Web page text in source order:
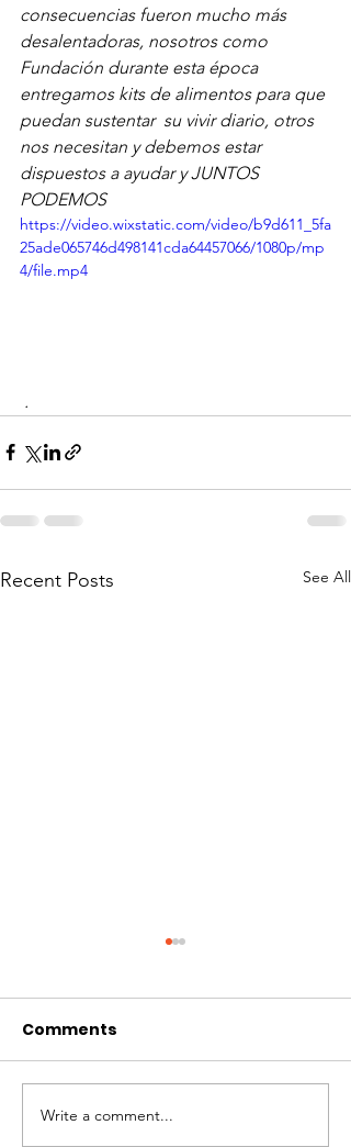
consecuencias fueron mucho más
desalentadoras, nosotros como
Fundación durante esta época
entregamos kits de alimentos para que
puedan sustentar  su vivir diario, otros
nos necesitan y debemos estar
dispuestos a ayudar y JUNTOS
PODEMOS
https://video.wixstatic.com/video/b9d611_5fa
25ade065746d498141cda64457066/1080p/mp
4/file.mp4
.
Recent Posts See All
Pilahuin March 2022
Comments
Write a comment...